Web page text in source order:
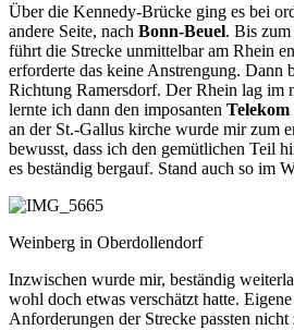
Über die Kennedy-Brücke ging es bei
andere Seite, nach Bonn-Beuel. Bis
führt die Strecke unmittelbar am Rhein
erforderte das keine Anstrengung. Dann
Richtung Ramersdorf. Der Rhein lag im
lernte ich dann den imposanten Telekom
an der St.-Gallus kirche wurde mir zum
bewusst, dass ich den gemütlichen Teil
es beständig bergauf. Stand auch so im
Weinberg in Oberdollendorf
Inzwischen wurde mir, beständig
wohl doch etwas verschätzt hatte.
Anforderungen der Strecke passten